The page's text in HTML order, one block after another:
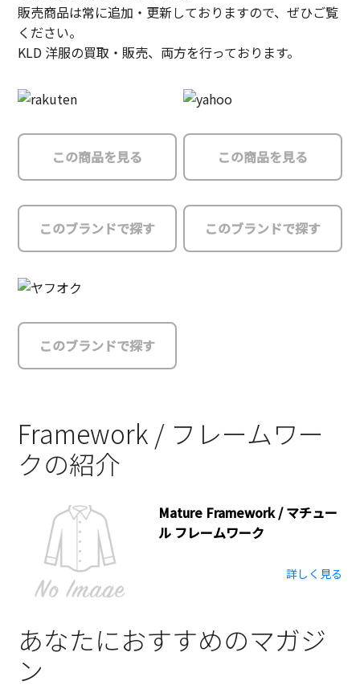
販売商品は常に追加・更新しておりますので、ぜひご覧
ください。
KLD 洋服の買取・販売、両方を行っております。
この商品を見る
このブランドで探す
この商品を見る
このブランドで探す
このブランドで探す
Framework / フレームワー
クの紹介
Mature Framework / マチュー
ル フレームワーク
詳しく見る
あなたにおすすめのマガジ
ン